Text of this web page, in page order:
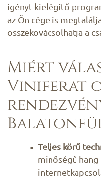
igényt kielégítő
az Ön cége is
összekovácsolhatja a
Miért
Viniferat
Teljes körű
minőségű